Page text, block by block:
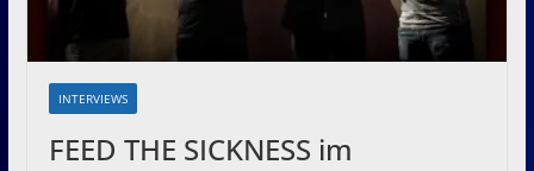
INTERVIEWS
FEED THE SICKNESS im